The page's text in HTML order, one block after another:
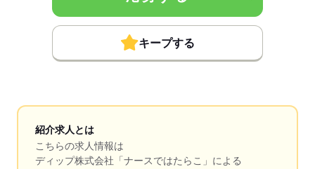
キープする
紹介求人とは
こちらの求人情報は
ディップ株式会社「ナースではたらこ」による